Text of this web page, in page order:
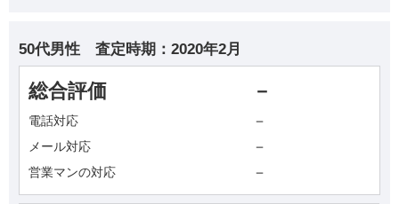
50代男性 査定時期： 2020年2月
総合評価 －
電話対応 －
メール対応 －
営業マンの対応 －